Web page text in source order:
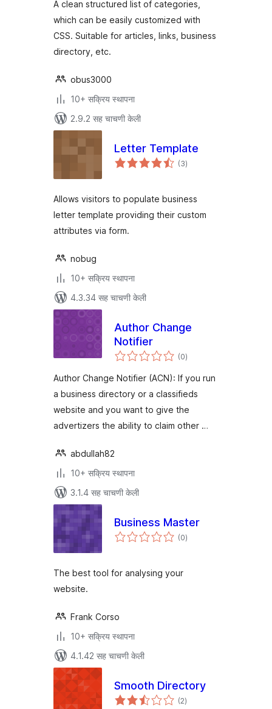
A clean structured list of categories,
which can be easily customized with
CSS. Suitable for articles, links, business
directory, etc.
obus3000
10+ सक्रिय स्थापना
2.9.2 सह चाचणी केली
Letter Template
(3एकूण
मूल्यांकन
)
Allows visitors to populate business
letter template providing their custom
attributes via form.
nobug
10+ सक्रिय स्थापना
4.3.34 सह चाचणी केली
Author Change
Notifier
(0एकूण
मूल्यांकन
)
Author Change Notifier (ACN): If you run
a business directory or a classifieds
website and you want to give the
advertizers the ability to claim other …
abdullah82
10+ सक्रिय स्थापना
3.1.4 सह चाचणी केली
Business Master
(0एकूण
मूल्यांकन
)
The best tool for analysing your
website.
Frank Corso
10+ सक्रिय स्थापना
4.1.42 सह चाचणी केली
Smooth Directory
(2एकूण
मूल्यांकन
)